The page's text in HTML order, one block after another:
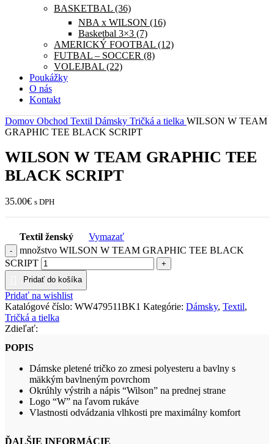
BASKETBAL (36)
NBA x WILSON (16)
Basketbal 3×3 (7)
AMERICKÝ FOOTBAL (12)
FUTBAL – SOCCER (8)
VOLEJBAL (22)
Poukážky
O nás
Kontakt
Domov Obchod Textil Dámsky Tričká a tielka WILSON W TEAM
GRAPHIC TEE BLACK SCRIPT
WILSON W TEAM GRAPHIC TEE
BLACK SCRIPT
35.00€ s DPH
Textil ženský
Vymazať
množstvo WILSON W TEAM GRAPHIC TEE BLACK
SCRIPT
Pridať do košíka
Pridať na wishlist
Katalógové číslo: WW479511BK1 Kategórie: Dámsky, Textil,
Tričká a tielka
Zdieľať:
POPIS
Dámske pletené tričko zo zmesi polyesteru a bavlny s
mäkkým bavlneným povrchom
Okrúhly výstrih a nápis “Wilson” na prednej strane
Logo “W” na ľavom rukáve
Vlastnosti odvádzania vlhkosti pre maximálny komfort
ĎALŠIE INFORMÁCIE